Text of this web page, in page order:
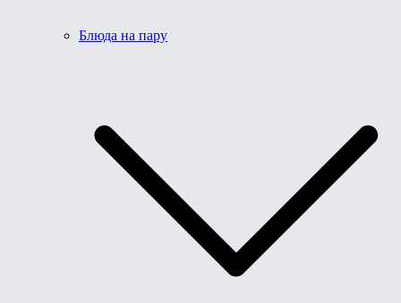
Блюда на пару